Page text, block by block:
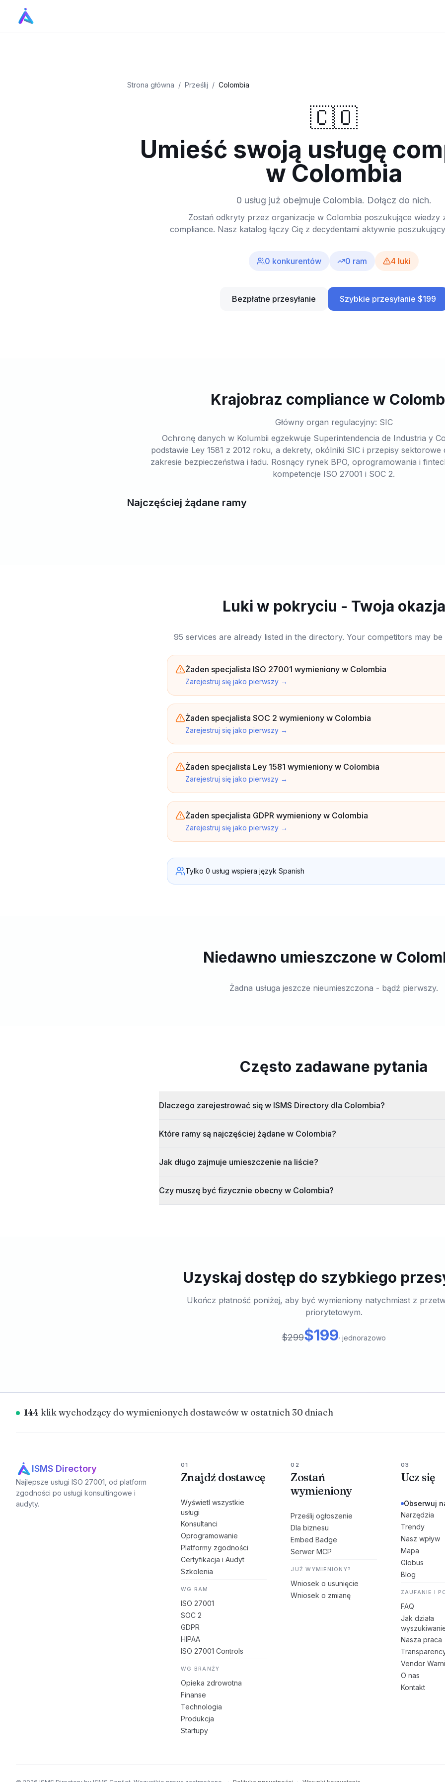
Strona główna / Prześlij / Colombia
🇨🇴
Umieść swoją usługę
w Colombia
0 usług już obejmuje Colombia. Dołącz do nich.
Zostań odkryty przez organizacje w Colombia poszukujące wiedzy
compliance. Nasz katalog łączy Cię z decydentami aktywnie
0 konkurentów 0 ram 4 luki
Bezpłatne przesyłanie Szybkie przesyłanie $199
Krajobraz compliance w
Główny organ regulacyjny: SIC
Ochronę danych w Kolumbii egzekwuje Superintendencia de Industria y
podstawie Ley 1581 z 2012 roku, a dekrety, okólniki SIC i przepisy sektorowe
zakresie bezpieczeństwa i ładu. Rosnący rynek BPO, oprogramowania i
kompetencje ISO 27001 i SOC 2.
Najczęściej żądane ramy
Luki w pokryciu - Twoja okazja
95 services are already listed in the directory. Your competitors may be
Żaden specjalista ISO 27001 wymieniony w Colombia
Zarejestruj się jako pierwszy →
Żaden specjalista SOC 2 wymieniony w Colombia
Zarejestruj się jako pierwszy →
Żaden specjalista Ley 1581 wymieniony w Colombia
Zarejestruj się jako pierwszy →
Żaden specjalista GDPR wymieniony w Colombia
Zarejestruj się jako pierwszy →
Tylko 0 usług wspiera język Spanish
Niedawno umieszczone w
Żadna usługa jeszcze nieumieszczona - bądź pierwszy.
Często zadawane pytania
Dlaczego zarejestrować się w ISMS Directory dla Colombia?
Które ramy są najczęściej żądane w Colombia?
Jak długo zajmuje umieszczenie na liście?
Czy muszę być fizycznie obecny w Colombia?
Uzyskaj dostęp do szybkiego
Ukończ płatność poniżej, aby być wymieniony natychmiast z
priorytetowym.
$299$199· jednorazowo
144 klik wychodzący do wymienionych dostawców w ostatnich 30 dniach
ISMS Directory
Najlepsze usługi ISO 27001, od platform
zgodności po usługi konsultingowe i
audyty.
01
Znajdź dostawcę
Wyświetl wszystkie
usługi
Konsultanci
Oprogramowanie
Platformy zgodności
Certyfikacja i Audyt
Szkolenia
WG RAM
ISO 27001
SOC 2
GDPR
HIPAA
ISO 27001 Controls
WG BRANŻY
Opieka zdrowotna
Finanse
Technologia
Produkcja
Startupy
02
Zostań
wymieniony
Prześlij ogłoszenie
Dla biznesu
Embed Badge
Serwer MCP
JUŻ WYMIENIONY?
Wniosek o usunięcie
Wniosek o zmianę
03
Ucz się
Obserwuj
Narzędzia
Trendy
Nasz wpływ
Mapa
Globus
Blog
ZAUFANIE I
FAQ
Jak działa
Nasza praca
Vendor
O nas
Kontakt